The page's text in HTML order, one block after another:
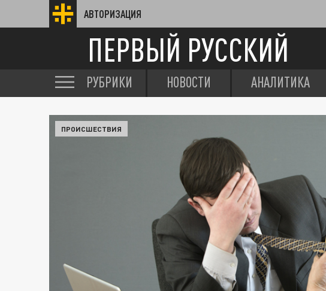
АВТОРИЗАЦИЯ
ПЕРВЫЙ РУССКИЙ
РУБРИКИ НОВОСТИ АНАЛИТИКА
ПРОИСШЕСТВИЯ